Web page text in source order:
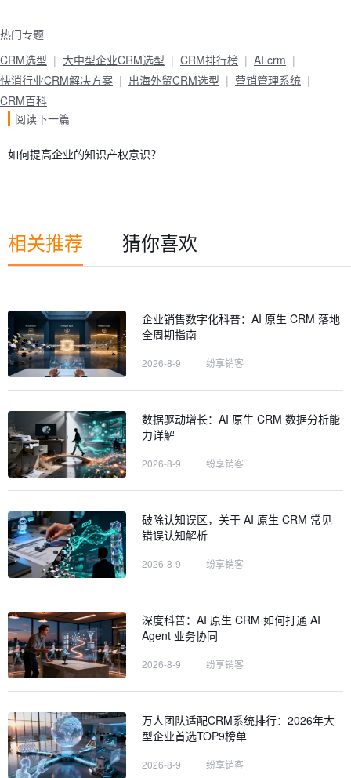
热门专题
CRM选型
大中型企业CRM选型 CRM排行榜
AI crm
快消行业CRM解决方案
出海外贸CRM选型
营销管理系统
CRM百科
阅读下一篇
如何提高企业的知识产权意识？
相关推荐 猜你喜欢
企业销售数字化科普：AI 原生 CRM 落地
全周期指南
2026-8-9 | 纷享销客
数据驱动增长：AI 原生 CRM 数据分析能
力详解
2026-8-9 | 纷享销客
破除认知误区，关于 AI 原生 CRM 常见
错误认知解析
2026-8-9 | 纷享销客
深度科普：AI 原生 CRM 如何打通 AI
Agent 业务协同
2026-8-9 | 纷享销客
万人团队适配CRM系统排行：2026年大
型企业首选TOP9榜单
2026-8-9 | 纷享销客